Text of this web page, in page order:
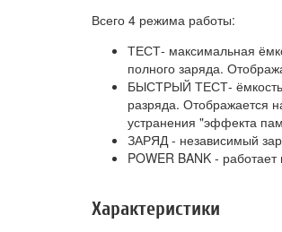
Всего 4 режима работы:
ТЕСТ- максимальная
полного заряда.
БЫСТРЫЙ ТЕСТ- ёмкость
разряда. Отображается
устранения "эффекта
ЗАРЯД - независимый
POWER BANK - работает
Характеристики